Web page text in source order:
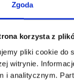
Zgoda
korzysta z
pliki cookie do
witrynie.
i analitycznym.